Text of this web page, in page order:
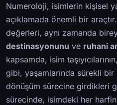
Numeroloji, isimlerin kişisel
açıklamada önemli bir
değerleri, aynı zamanda
destinasyonunu ve ruhani
kapsamda, isim
gibi, yaşamlarında sürekli
dönüşüm sürecine girdikleri
sürecinde, isimdeki her harfin